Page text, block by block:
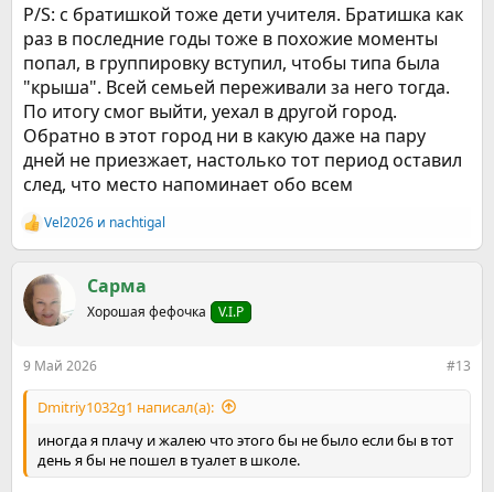
P/S: с братишкой тоже дети учителя. Братишка как
раз в последние годы тоже в похожие моменты
попал, в группировку вступил, чтобы типа была
"крыша". Всей семьей переживали за него тогда.
По итогу смог выйти, уехал в другой город.
Обратно в этот город ни в какую даже на пару
дней не приезжает, настолько тот период оставил
след, что место напоминает обо всем
Р
е
к
ц
и
Vel2026 и nachtigal
Сарма
Хорошая фефочка V.I.P
9 Май 2026 #13
Dmitriy1032g1 написал(а):
иногда я плачу и жалею что этого бы не было если бы в тот
день я бы не пошел в туалет в школе.